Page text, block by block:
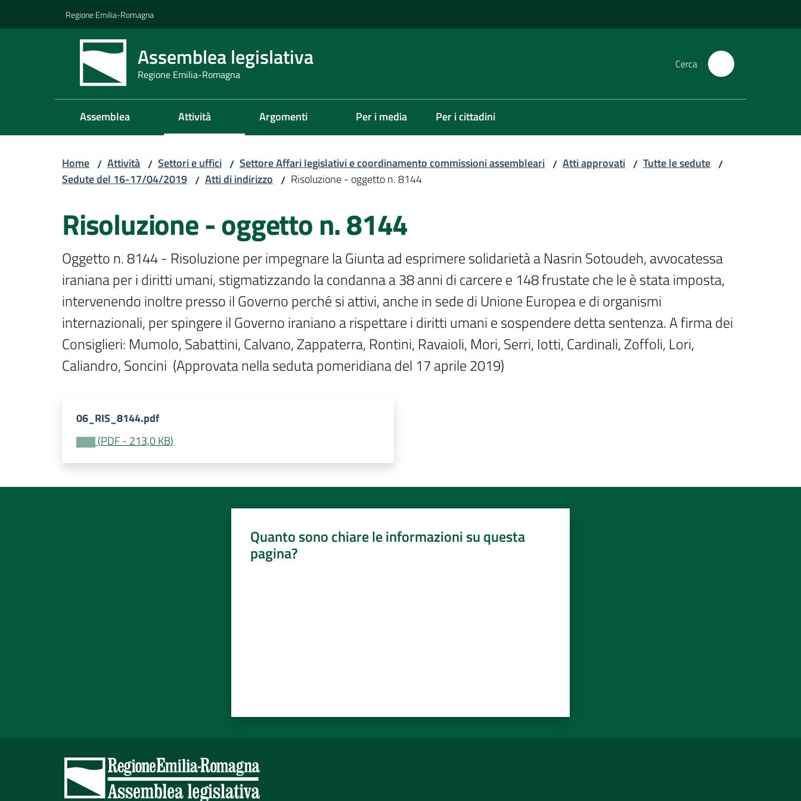
Regione Emilia-Romagna
Assemblea legislativa
Regione Emilia-Romagna
Cerca
Assemblea Attività Argomenti Per i media Per i cittadini
Home / Attività / Settori e uffici / Settore Affari legislativi e coordinamento commissioni assembleari / Atti approvati / Tutte le sedute /
Sedute del 16-17/04/2019 / Atti di indirizzo / Risoluzione - oggetto n. 8144
Risoluzione - oggetto n. 8144
Oggetto n. 8144 - Risoluzione per impegnare la Giunta ad esprimere solidarietà a Nasrin Sotoudeh, avvocatessa
iraniana per i diritti umani, stigmatizzando la condanna a 38 anni di carcere e 148 frustate che le è stata imposta,
intervenendo inoltre presso il Governo perché si attivi, anche in sede di Unione Europea e di organismi
internazionali, per spingere il Governo iraniano a rispettare i diritti umani e sospendere detta sentenza. A firma dei
Consiglieri: Mumolo, Sabattini, Calvano, Zappaterra, Rontini, Ravaioli, Mori, Serri, Iotti, Cardinali, Zoffoli, Lori,
Caliandro, Soncini  (Approvata nella seduta pomeridiana del 17 aprile 2019)
06_RIS_8144.pdf
(PDF- 213,0 KB)
Quanto sono chiare le informazioni su questa
pagina?